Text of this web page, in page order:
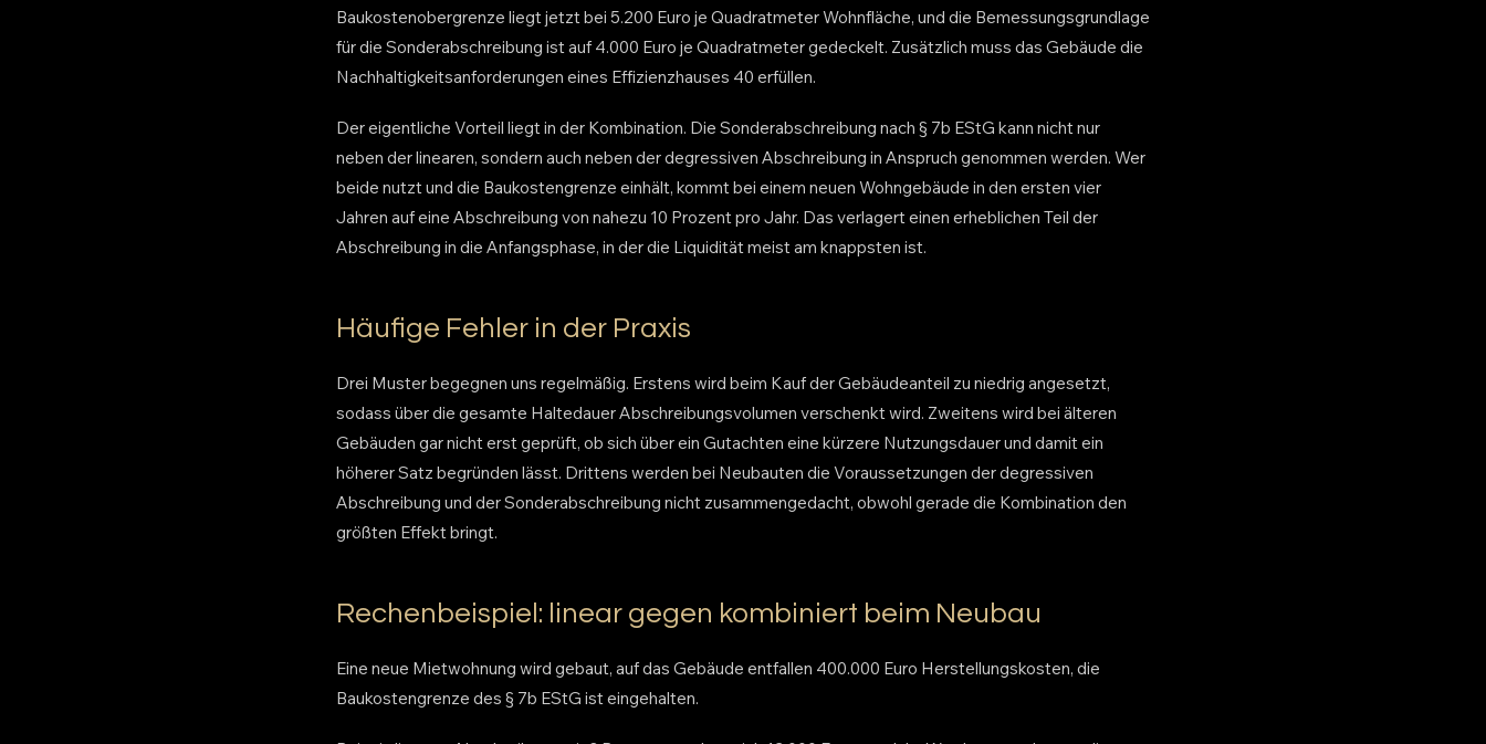
Baukostenobergrenze liegt jetzt bei 5.200 Euro je Quadratmeter Wohnfläche, und die Bemessungsgrundlage
für die Sonderabschreibung ist auf 4.000 Euro je Quadratmeter gedeckelt. Zusätzlich muss das Gebäude die
Nachhaltigkeitsanforderungen eines Effizienzhauses 40 erfüllen.
Der eigentliche Vorteil liegt in der Kombination. Die Sonderabschreibung nach § 7b EStG kann nicht nur
neben der linearen, sondern auch neben der degressiven Abschreibung in Anspruch genommen werden. Wer
beide nutzt und die Baukostengrenze einhält, kommt bei einem neuen Wohngebäude in den ersten vier
Jahren auf eine Abschreibung von nahezu 10 Prozent pro Jahr. Das verlagert einen erheblichen Teil der
Abschreibung in die Anfangsphase, in der die Liquidität meist am knappsten ist.
Häufige Fehler in der Praxis
Drei Muster begegnen uns regelmäßig. Erstens wird beim Kauf der Gebäudeanteil zu niedrig angesetzt,
sodass über die gesamte Haltedauer Abschreibungsvolumen verschenkt wird. Zweitens wird bei älteren
Gebäuden gar nicht erst geprüft, ob sich über ein Gutachten eine kürzere Nutzungsdauer und damit ein
höherer Satz begründen lässt. Drittens werden bei Neubauten die Voraussetzungen der degressiven
Abschreibung und der Sonderabschreibung nicht zusammengedacht, obwohl gerade die Kombination den
größten Effekt bringt.
Rechenbeispiel: linear gegen kombiniert beim Neubau
Eine neue Mietwohnung wird gebaut, auf das Gebäude entfallen 400.000 Euro Herstellungskosten, die
Baukostengrenze des § 7b EStG ist eingehalten.